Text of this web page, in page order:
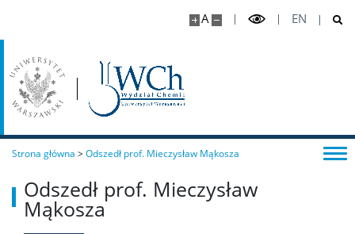
A EN
Studia podyplomowe
Dziekanat Studencki
Pełnomocniczka ds. osób ze specjalnymi
Sprawy socjalne/Stypendia
Strona główna >Odszedł prof. Mieczysław Mąkosza
Odszedł prof. Mieczysław
Mąkosza